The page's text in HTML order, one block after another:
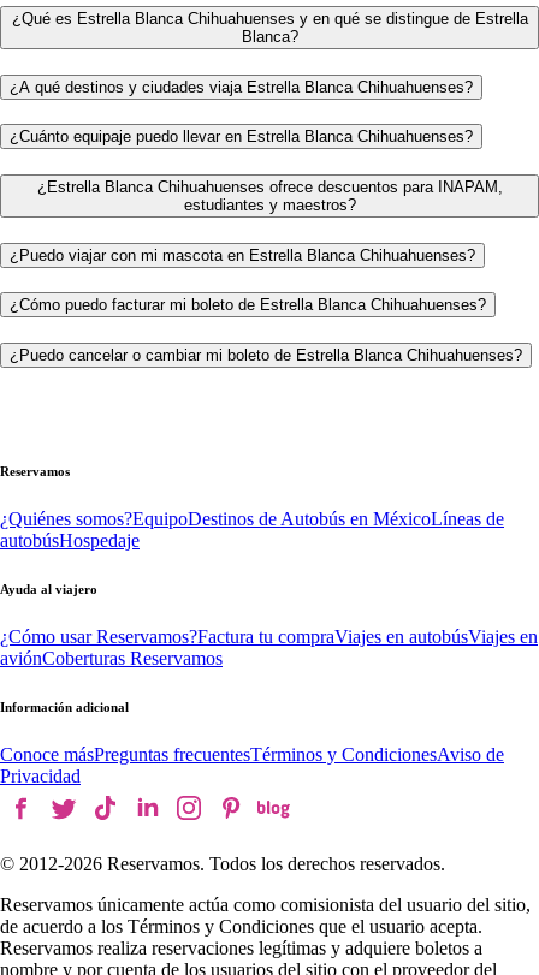
¿Qué es Estrella Blanca Chihuahuenses y en qué se distingue de Estrella
Blanca?
¿A qué destinos y ciudades viaja Estrella Blanca Chihuahuenses?
¿Cuánto equipaje puedo llevar en Estrella Blanca Chihuahuenses?
¿Estrella Blanca Chihuahuenses ofrece descuentos para INAPAM,
estudiantes y maestros?
¿Puedo viajar con mi mascota en Estrella Blanca Chihuahuenses?
¿Cómo puedo facturar mi boleto de Estrella Blanca Chihuahuenses?
¿Puedo cancelar o cambiar mi boleto de Estrella Blanca Chihuahuenses?
Reservamos
¿Quiénes somos?EquipoDestinos de Autobús en MéxicoLíneas de
autobúsHospedaje
Ayuda al viajero
¿Cómo usar Reservamos?Factura tu compraViajes en autobúsViajes en
aviónCoberturas Reservamos
Información adicional
Conoce másPreguntas frecuentesTérminos y CondicionesAviso de
Privacidad
© 2012-2026 Reservamos. Todos los derechos reservados.
Reservamos únicamente actúa como comisionista del usuario del sitio,
de acuerdo a los Términos y Condiciones que el usuario acepta.
Reservamos realiza reservaciones legítimas y adquiere boletos a
nombre y por cuenta de los usuarios del sitio con el proveedor del